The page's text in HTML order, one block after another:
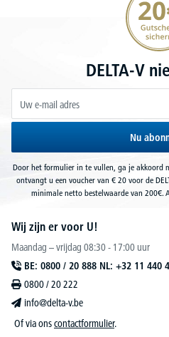
DELTA-V
Nu
Door het formulier in te vullen, ga je akkoord
ontvangt u een voucher van € 20 voor de
minimale netto bestelwaarde van 200€.
Wij zijn er voor U!
Maandag – vrijdag 08:30 - 17:00 uur
BE: 0800 / 20 888 NL: +32 11 440
0800 / 20 222
info@delta-v.be
Of via onscontactformulier.